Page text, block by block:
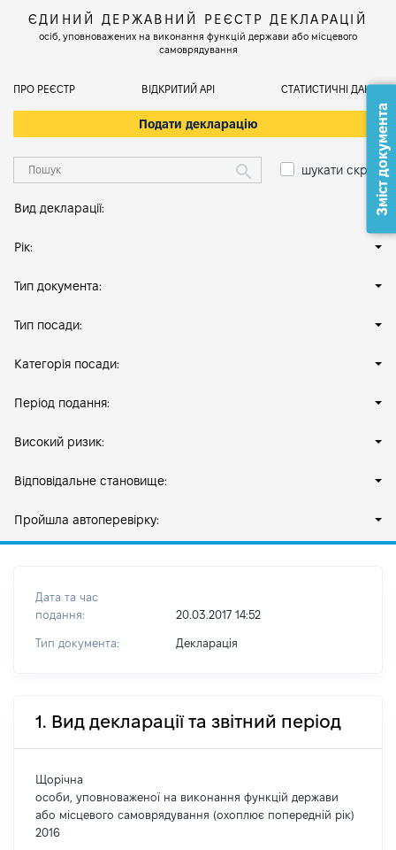
ЄДИНИЙ ДЕРЖАВНИЙ РЕЄСТР ДЕКЛАРАЦІЙ
осіб, уповноважених на виконання функцій держави або місцевого
самоврядування
ПРО РЕЄСТР ВІДКРИТИЙ АРІ СТАТИСТИЧНІ ДАНІ
Подати декларацію
шукати скрізь
Вид декларації:
Рік:
Тип документа:
Тип посади:
Категорія посади:
Період подання:
Високий ризик:
Відповідальне становище:
Пройшла автоперевірку:
Дата та час
подання:
20.03.2017 14:52
Тип документа: Декларація
1. Вид декларації та звітний період
Щорічна
особи, уповноваженої на виконання функцій держави
або місцевого самоврядування (охоплює попередній рік)
2016
Зміст документа